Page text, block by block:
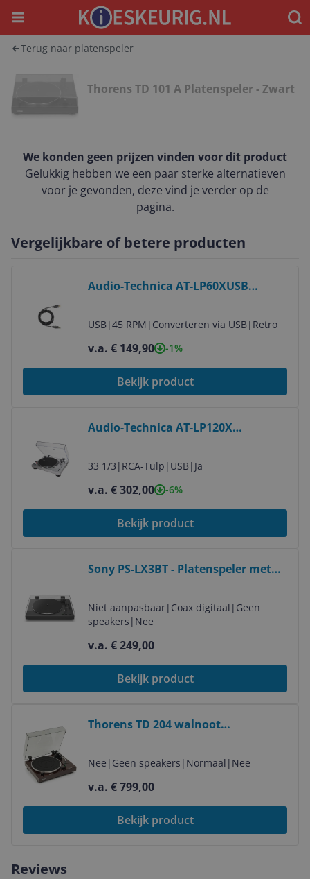
Menu
Terug naar platenspeler
Thorens TD 101 A Platenspeler - Zwart
We konden geen prijzen vinden voor dit product
Gelukkig hebben we een paar sterke alternatieven
voor je gevonden, deze vind je verder op de
pagina.
Vergelijkbare of betere producten
Audio-Technica AT-LP60XUSB
Grijs, Metallic
USB|45 RPM | Converteren via USB| Retro
v.a. € 149,90 -1%
Bekijk product
Audio-Technica AT-LP120X
Zilver
33 1/3 | RCA-Tulp | USB| Ja
v.a. € 302,00 -6%
Bekijk product
Sony PS-LX3BT - Platenspeler met
Niet aanpasbaar| Coax digitaal | Geen
speakers | Nee
v.a. € 249,00
Bekijk product
Thorens TD 204 walnoot
Nee | Geen speakers | Normaal | Nee
v.a. € 799,00
Bekijk product
Reviews